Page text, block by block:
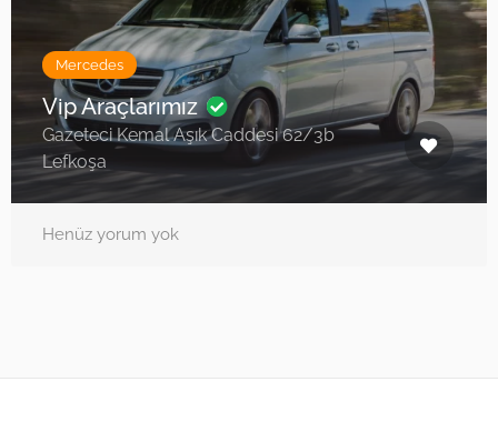
Mercedes
Vip Araçlarımız
Gazeteci Kemal Aşık Caddesi 62/3b
Lefkoşa
Henüz yorum yok